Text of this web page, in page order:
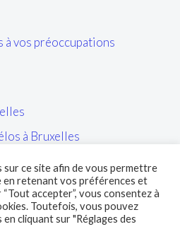
vos préoccupations
à Bruxelles
perturbant l’ordre public
de la STIB et de leurs abords
sur ce site afin de vous permettre
en retenant vos préférences et
accepter”, vous consentez à
Toutefois, vous pouvez
cliquant sur "Réglages des